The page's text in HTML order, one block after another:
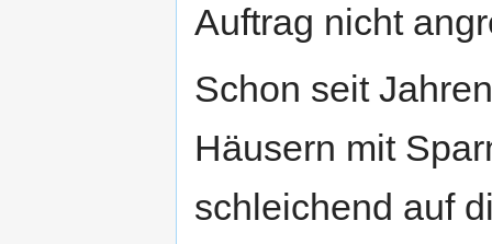
Auftrag nicht
Schon seit
Häusern mit
schleichend auf